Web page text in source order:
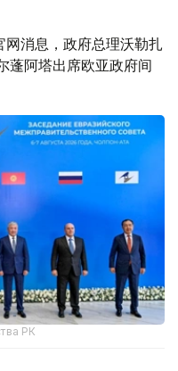
网消息，政府总理沃勒扎
蓬阿塔出席欧亚政府间
РК